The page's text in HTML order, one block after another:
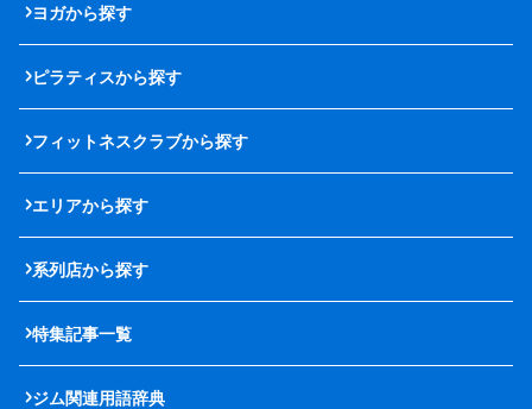
ヨガから探す
ピラティスから探す
フィットネスクラブから探す
エリアから探す
系列店から探す
特集記事一覧
ジム関連用語辞典